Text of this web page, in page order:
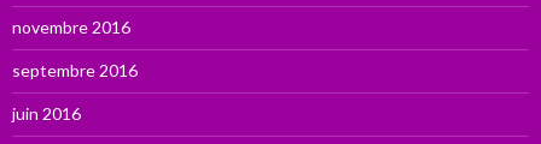
novembre 2016
septembre 2016
juin 2016